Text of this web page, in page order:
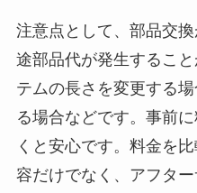
注意点として、部品交
途部品代が発生するこ
テムの長さを変更する
る場合などです。事前
くと安心です。料金を
容だけでなく、アフタ